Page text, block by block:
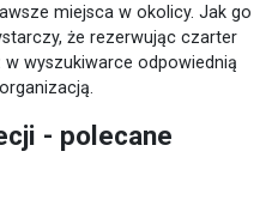
miejsca w okolicy. Jak go
że rezerwując czarter
wyszukiwarce odpowiednią
- polecane